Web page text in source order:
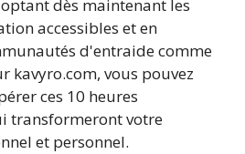
dès maintenant les
accessibles et en
d'entraide comme
kavyro.com, vous pouvez
ces 10 heures
transformeront votre
et personnel.